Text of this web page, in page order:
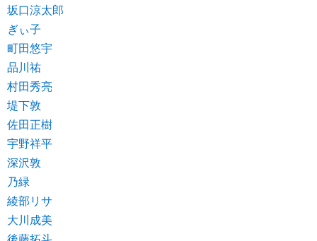
坂口涼太郎
ぎぃ子
町田悠宇
品川祐
村田秀亮
堤下敦
佐田正樹
宇野祥平
深沢敦
乃緑
綾部リサ
大川成美